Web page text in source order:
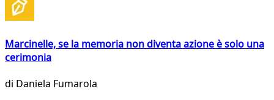
Marcinelle, se la memoria non diventa azione è solo una
cerimonia
di Daniela Fumarola